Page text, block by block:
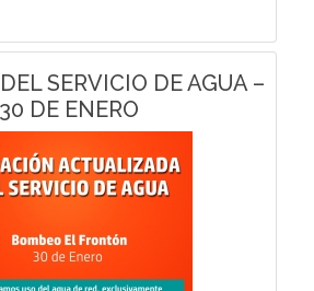
SERVICIO DE AGUA –
30 DE ENERO